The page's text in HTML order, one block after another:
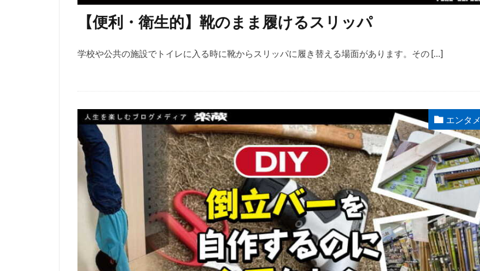
【便利・衛生的】靴のまま履けるスリッパ
学校や公共の施設でトイレに入る時に靴からスリッパに履き替える場面があります。その […]
エンタメ